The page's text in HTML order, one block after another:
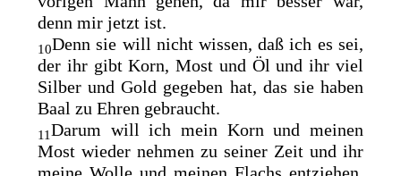
denn mir jetzt ist.
10Denn sie will nicht wissen, daß ich es sei,
der ihr gibt Korn, Most und Öl und ihr viel
Silber und Gold gegeben hat, das sie haben
Baal zu Ehren gebraucht.
11Darum will ich mein Korn und meinen
Most wieder nehmen zu seiner Zeit und ihr